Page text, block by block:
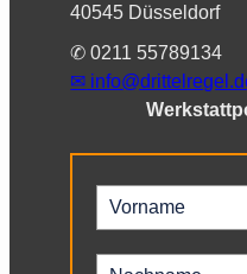
40545 Düsseldorf
✆ 0211 55789134
✉︎